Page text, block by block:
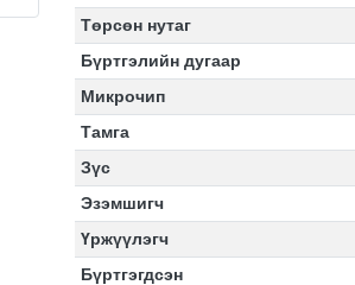
Төрсөн нутаг
Бүртгэлийн дугаар
Микрочип
Тамга
Зүс
Эзэмшигч
Үржүүлэгч
Бүртгэгдсэн